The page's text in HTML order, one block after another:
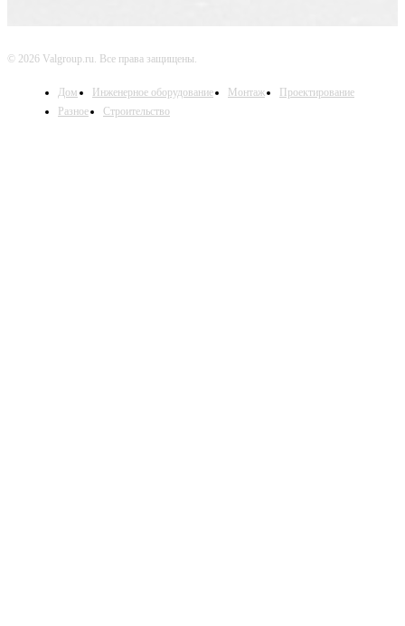
© 2026 Valgroup.ru. Все права защищены.
Дом Инженерное оборудование Монтаж
Проектирование
Разное
Строительство